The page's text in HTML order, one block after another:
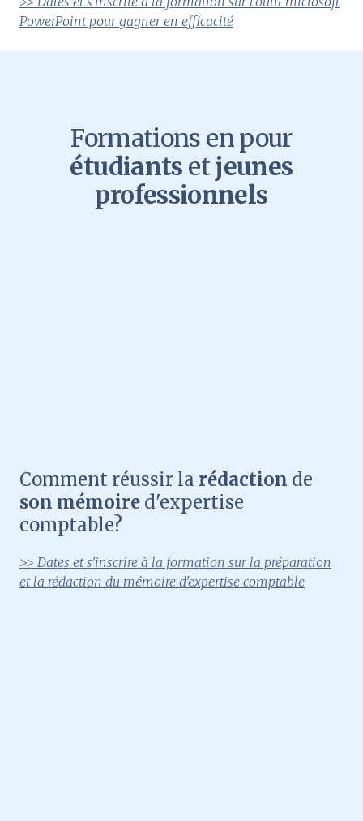
PowerPoint pour gagner en efficacité
Formations en pour
étudiants etjeunes
professionnels
Comment réussir la rédaction de
son mémoire d'expertise
comptable?
>> Dates et s'inscrire à la formation sur la préparation
et la rédaction du mémoire d'expertise comptable